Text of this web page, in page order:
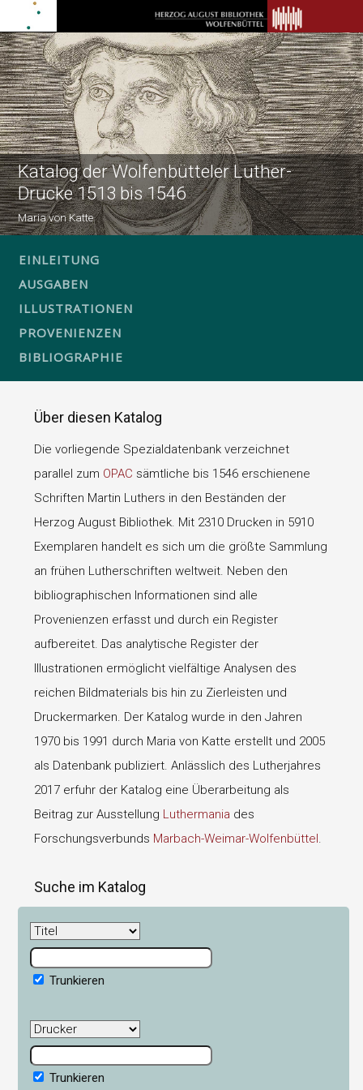
Katalog der Wolfenbütteler Luther-
Drucke 1513 bis 1546
Maria von Katte
EINLEITUNG
AUSGABEN
ILLUSTRATIONEN
PROVENIENZEN
BIBLIOGRAPHIE
Über diesen Katalog
Die vorliegende Spezialdatenbank verzeichnet
parallel zum OPAC sämtliche bis 1546 erschienene
Schriften Martin Luthers in den Beständen der
Herzog August Bibliothek. Mit 2310 Drucken in 5910
Exemplaren handelt es sich um die größte Sammlung
an frühen Lutherschriften weltweit. Neben den
bibliographischen Informationen sind alle
Provenienzen erfasst und durch ein Register
aufbereitet. Das analytische Register der
Illustrationen ermöglicht vielfältige Analysen des
reichen Bildmaterials bis hin zu Zierleisten und
Druckermarken. Der Katalog wurde in den Jahren
1970 bis 1991 durch Maria von Katte erstellt und 2005
als Datenbank publiziert. Anlässlich des Lutherjahres
2017 erfuhr der Katalog eine Überarbeitung als
Beitrag zur Ausstellung Luthermania des
Forschungsverbunds Marbach-Weimar-Wolfenbüttel.
Suche im Katalog
Trunkieren
Trunkieren